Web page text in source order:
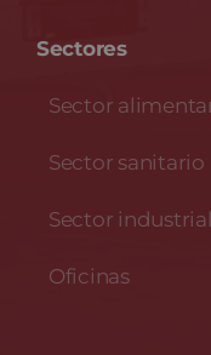
Sectores
Sector
Sector sanitario
Sector industrial
Oficinas